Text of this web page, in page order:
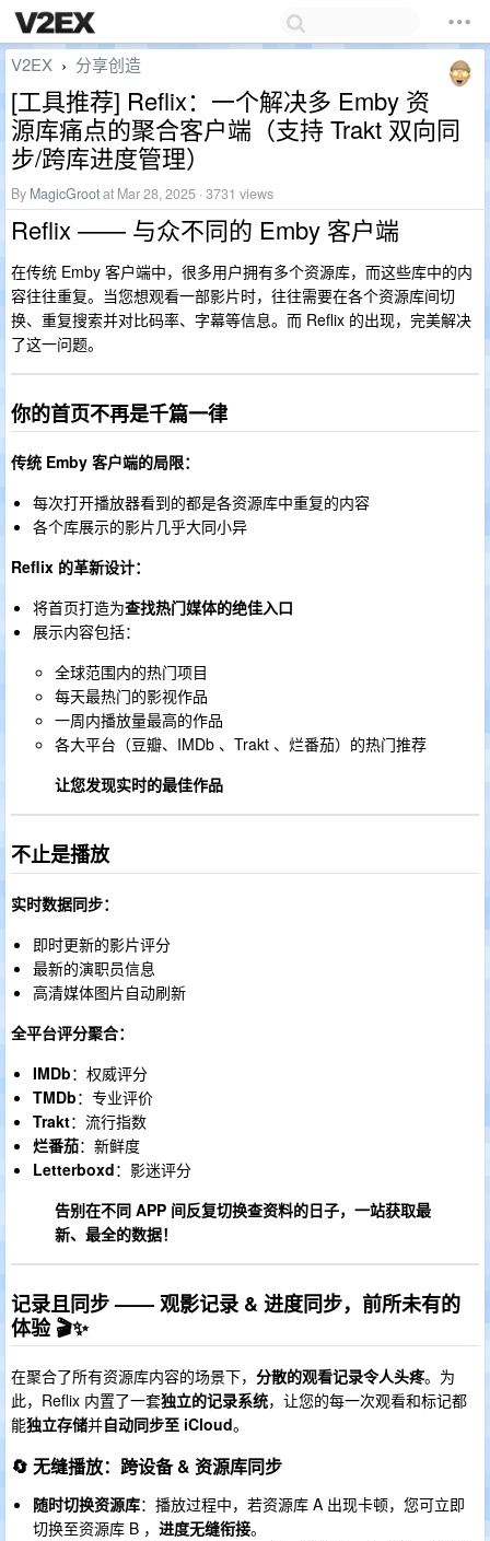
V2EX › 分享创造
[工具推荐] Reflix：一个解决多 Emby 资
源库痛点的聚合客户端（支持 Trakt 双向同
步/跨库进度管理）
By MagicGrootat Mar 28, 2025 · 3731 views
Reflix —— 与众不同的 Emby 客户端
在传统 Emby 客户端中，很多用户拥有多个资源库，而这些库中的内
容往往重复。当您想观看一部影片时，往往需要在各个资源库间切
换、重复搜索并对比码率、字幕等信息。而 Reflix 的出现，完美解决
了这一问题。
你的首页不再是千篇一律
传统 Emby 客户端的局限：
每次打开播放器看到的都是各资源库中重复的内容
各个库展示的影片几乎大同小异
Reflix 的革新设计：
将首页打造为查找热门媒体的绝佳入口
展示内容包括：
全球范围内的热门项目
每天最热门的影视作品
一周内播放量最高的作品
各大平台（豆瓣、IMDb 、Trakt 、烂番茄）的热门推荐
让您发现实时的最佳作品
不止是播放
实时数据同步：
即时更新的影片评分
最新的演职员信息
高清媒体图片自动刷新
全平台评分聚合：
IMDb：权威评分
TMDb：专业评价
Trakt：流行指数
烂番茄：新鲜度
Letterboxd：影迷评分
告别在不同 APP 间反复切换查资料的日子，一站获取最
新、最全的数据！
记录且同步 —— 观影记录 & 进度同步，前所未有的
体验 🎬✨
在聚合了所有资源库内容的场景下， 分散的观看记录令人头疼。为
此，Reflix 内置了一套独立的记录系统，让您的每一次观看和标记都
能独立存储并自动同步至 iCloud。
🔄 无缝播放：跨设备 & 资源库同步
随时切换资源库：播放过程中，若资源库 A 出现卡顿，您可立即
切换至资源库 B ， 进度无缝衔接。